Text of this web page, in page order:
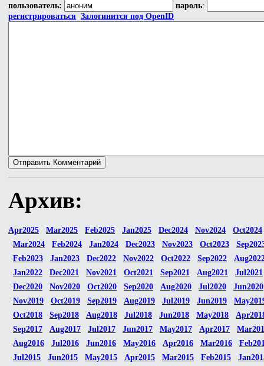
пользователь: пароль:
регистрироваться Залогинится под OpenID
Архив:
Apr2025 Mar2025 Feb2025 Jan2025 Dec2024 Nov2024
Oct2024
Mar2024
Feb2024 Jan2024 Dec2023 Nov2023 Oct2023
Feb2023
Jan2023 Dec2022 Nov2022 Oct2022 Sep2022
Jan2022
Dec2021 Nov2021 Oct2021 Sep2021 Aug2021
Jul2021
Dec2020
Nov2020 Oct2020 Sep2020 Aug2020 Jul2020
Jun2020
Nov2019
Oct2019 Sep2019 Aug2019 Jul2019 Jun2019
Oct2018
Sep2018 Aug2018 Jul2018 Jun2018 May2018
Sep2017
Aug2017 Jul2017 Jun2017 May2017 Apr2017
Aug2016
Jul2016 Jun2016 May2016 Apr2016 Mar2016
Jul2015
Jun2015 May2015 Apr2015 Mar2015 Feb2015